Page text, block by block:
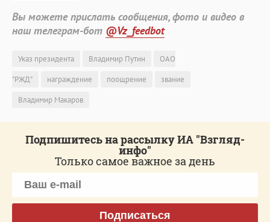
Вы можете прислать сообщения, фото и видео в
наш телеграм-бот @Vz_feedbot
Указ президента Владимир Путин
ОАО
"РЖД"
награждение поощрение
звание
Владимир Макаров
Подпишитесь на рассылку ИА "Взгляд-
инфо"
Только самое важное за день
Подписаться